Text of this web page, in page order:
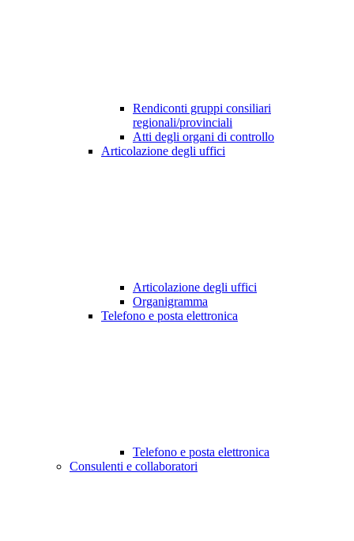
Rendiconti gruppi consiliari
regionali/provinciali
Atti degli organi di controllo
Articolazione degli uffici
Articolazione degli uffici
Organigramma
Telefono e posta elettronica
Telefono e posta elettronica
Consulenti e collaboratori